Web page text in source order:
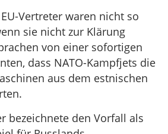
Vertreter waren nicht so
sie nicht zur Klärung
von einer sofortigen
dass NATO-Kampfjets die
aus dem estnischen
bezeichnete den Vorfall als